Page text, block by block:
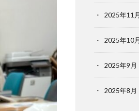
2025年11月
2025年10月
2025年9月
2025年8月